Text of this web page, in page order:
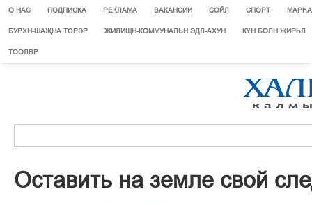
О НАС ПОДПИСКА РЕКЛАМА ВАКАНСИИ СОЙЛ СПОРТ
БУРХН-ШАҖНА ТӨРӘР ЖИЛИЩН-КОММУНАЛЬН ЭДЛ-АХУН КҮН БОЛН ҖИРҺЛ
ТООЛВР
Îñòàâèòü íà çåìëå ñâîé